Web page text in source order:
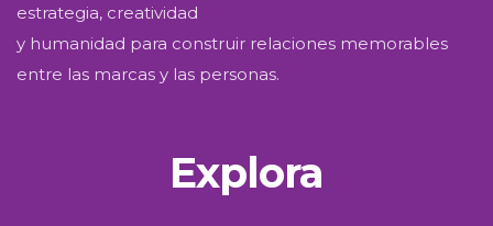
estrategia, creatividad
y humanidad para construir relaciones memorables
entre las marcas y las personas.
Explora